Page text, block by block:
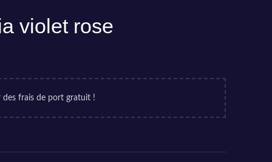
violet rose
frais de port gratuit !